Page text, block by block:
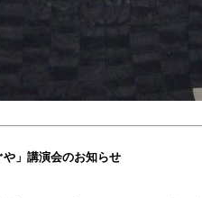
」講演会のお知らせ